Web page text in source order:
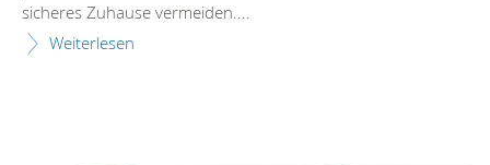
sicheres Zuhause vermeiden....
Weiterlesen